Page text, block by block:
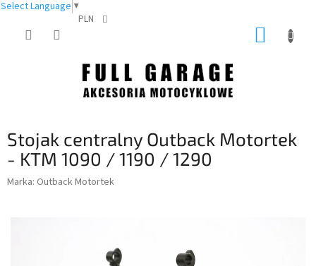
Select Language ▼
PLN
Stojak centralny Outback Motortek
- KTM 1090 / 1190 / 1290
Marka: Outback Motortek